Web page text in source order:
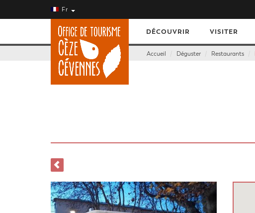
Fr
DÉCOUVRIR VISITER
Accueil Déguster Restaurants